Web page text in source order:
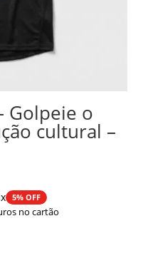
Golpeie o
cultural –
5% OFF
no cartão